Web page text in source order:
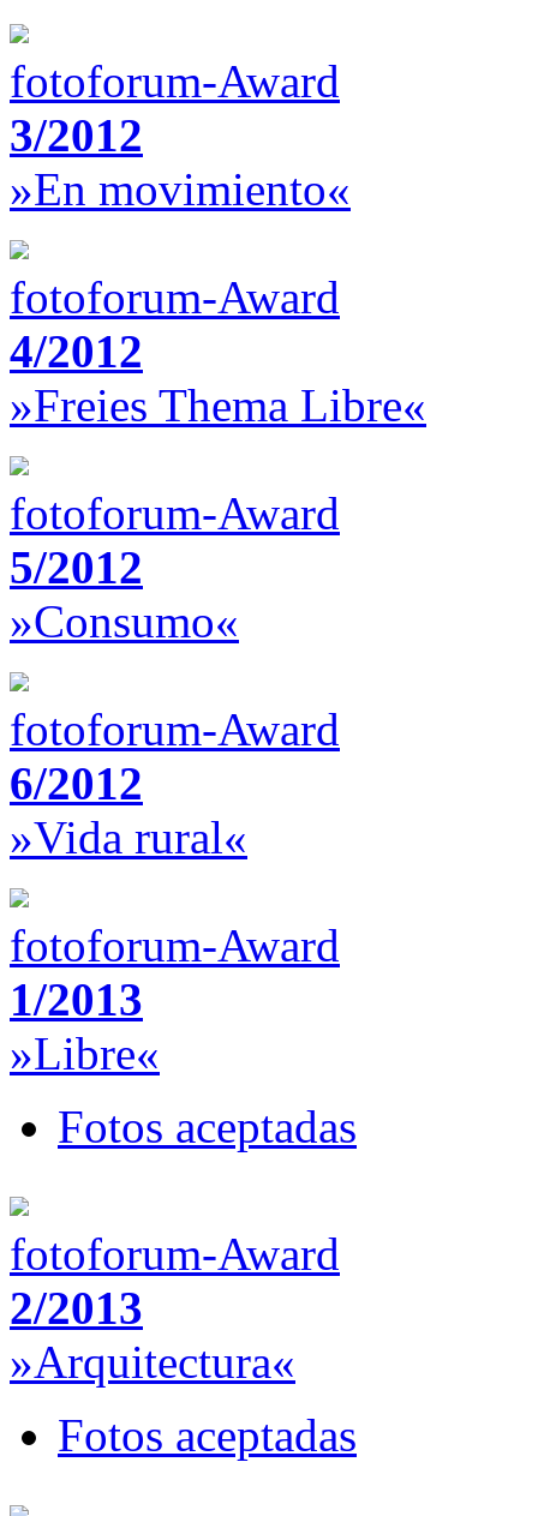
fotoforum-Award
3/2012
»En movimiento«
fotoforum-Award
4/2012
»Freies Thema Libre«
fotoforum-Award
5/2012
»Consumo«
fotoforum-Award
6/2012
»Vida rural«
fotoforum-Award
1/2013
»Libre«
Fotos aceptadas
fotoforum-Award
2/2013
»Arquitectura«
Fotos aceptadas